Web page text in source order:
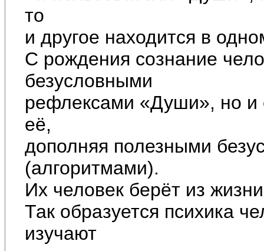
то
и другое находится в
С рождения сознание
безусловными
рефлексами «Души», но и
её,
дополняя полезными
(алгоритмами).
Их человек берёт из
Так образуется психика
изучают